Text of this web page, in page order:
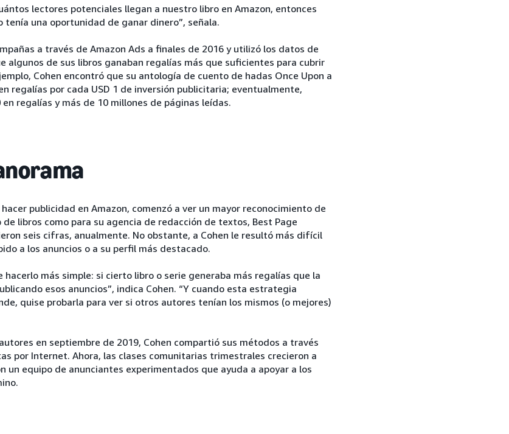
lectores potenciales llegan a nuestro libro en Amazon, entonces
tenía una oportunidad de ganar dinero”, señala.
a través de Amazon Ads a finales de 2016 y utilizó los datos de
algunos de sus libros ganaban regalías más que suficientes para cubrir
Cohen encontró que su antología de cuento de hadas Once Upon a
regalías por cada USD 1 de inversión publicitaria; eventualmente,
regalías y más de 10 millones de páginas leídas.
publicidad en Amazon, comenzó a ver un mayor reconocimiento de
libros como para su agencia de redacción de textos, Best Page
seis cifras, anualmente. No obstante, a Cohen le resultó más difícil
a los anuncios o a su perfil más destacado.
hacerlo más simple: si cierto libro o serie generaba más regalías que la
esos anuncios”, indica Cohen. “Y cuando esta estrategia
quise probarla para ver si otros autores tenían los mismos (o mejores)
en septiembre de 2019, Cohen compartió sus métodos a través
por Internet. Ahora, las clases comunitarias trimestrales crecieron a
un equipo de anunciantes experimentados que ayuda a apoyar a los